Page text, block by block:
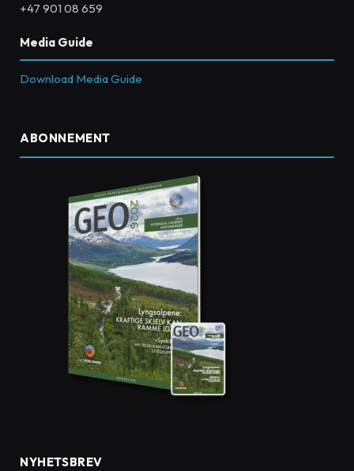
+47 901 08 659
Media Guide
Download Media Guide
ABONNEMENT
NYHETSBREV